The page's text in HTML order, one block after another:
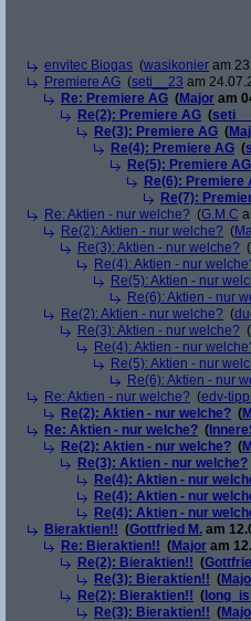
envitec Biogas (wasikonier am
Premiere AG (seti__23 am
Re: Premiere AG (Major am
Re(2): Premiere AG (
Re(3): Premiere AG (
Re(4): Premiere AG (
Re(5): Premiere AG
Re(6): Premiere
Re(7):
Re: Aktien - nur welche? (G.M.C
Re(2): Aktien - nur welche? (
Re(3): Aktien - nur welche? (
Re(4): Aktien - nur
Re(5): Aktien - nur
Re(6): Aktien - nur
Re(2): Aktien - nur welche? (
Re(3): Aktien - nur welche? (
Re(4): Aktien - nur
Re(5): Aktien - nur
Re(6): Aktien - nur
Re: Aktien - nur welche? (edv-
Re(2): Aktien - nur welche? (
Re: Aktien - nur welche? (
Re(2): Aktien - nur welche? (
Re(3): Aktien - nur welche?
Re(4): Aktien - nur
Re(4): Aktien - nur
Re(4): Aktien - nur
Bieraktien!! (Gottfried M. am
Re: Bieraktien!! (Major am
Re(2): Bieraktien!! (
Re(3): Bieraktien!! (
Re(2): Bieraktien!! (
Re(3): Bieraktien!! (